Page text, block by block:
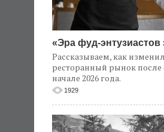
«Эра фуд-энтузиастов
Рассказываем, как
ресторанный рынок после
начале 2026 года.
1929